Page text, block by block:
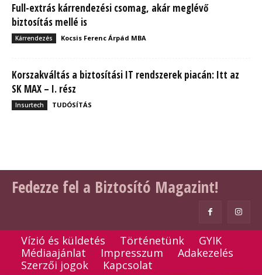
Full-extrás kárrendezési csomag, akár meglévő
biztosítás mellé is
Kárrendezés Kocsis Ferenc Árpád MBA
Korszakváltás a biztosítási IT rendszerek piacán: Itt az
SK MAX – I. rész
Insurtech TUDÓSÍTÁS
Fedezze fel a Biztosító Magazint!
Vízió és küldetés Történetünk
GYIK
Médiaajánlat
Impresszum
Adakezelés
Szerzői jogok
Kapcsolat